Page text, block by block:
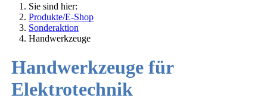
Sie sind hier:
Produkte/E-Shop
Sonderaktion
Handwerkzeuge
Handwerkzeuge für
Elektrotechnik